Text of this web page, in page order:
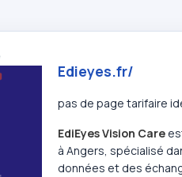
Edieyes.fr/
pas de page tarifaire
EdiEyes Vision Care
à Angers, spécialisé
données et des